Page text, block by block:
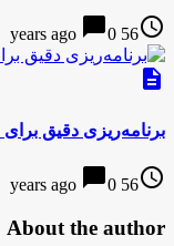
access_time
56 years ago
chat_bubble0
description
برنامه‌ریزی دقیق
access_time
56 years ago
chat_bubble0
About the author